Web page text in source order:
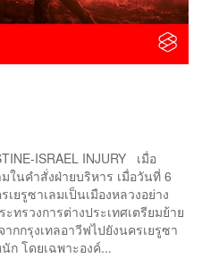
ISRAEL INJURY เมื่อ
นคำสั่งฝ่ายบริหาร เมื่อวันที่ 6
ยรูซาเลมเป็นเมืองหลวงอย่าง
ทรวงการต่างประเทศเตรียมย้าย
กกรุงเทลอาวีฟไปยังนครเยรูซา
ก โดยเฉพาะองค์...